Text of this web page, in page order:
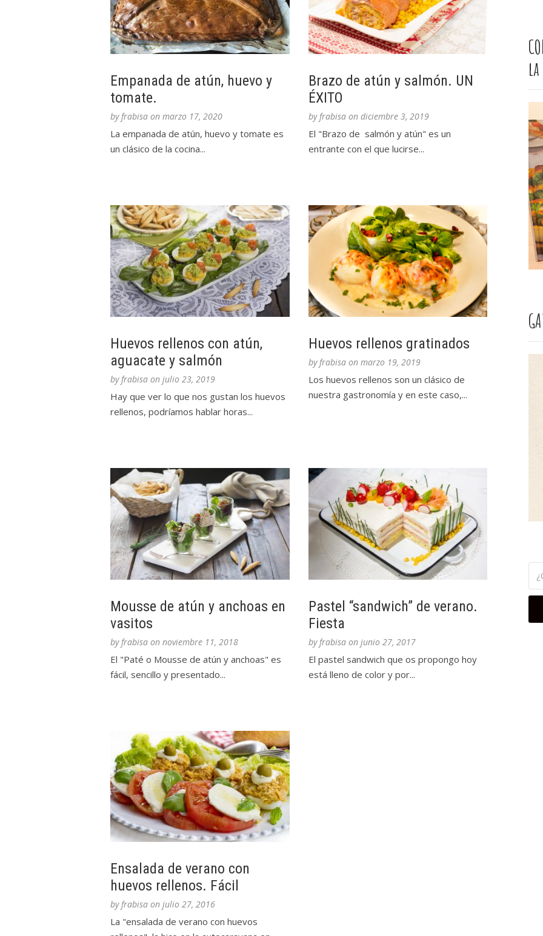
Empanada de atún, huevo y
tomate.
byfrabisa on marzo 17, 2020
La empanada de atún, huevo y tomate es
un clásico de la cocina...
Brazo de atún y salmón. UN
ÉXITO
byfrabisa on diciembre 3, 2019
El "Brazo de salmón y atún" es un
entrante con el que lucirse...
Huevos rellenos con atún,
aguacate y salmón
byfrabisa on julio 23, 2019
Hay que ver lo que nos gustan los huevos
rellenos, podríamos hablar horas...
Huevos rellenos gratinados
byfrabisa on marzo 19, 2019
Los huevos rellenos son un clásico de
nuestra gastronomía y en este caso,...
Mousse de atún y anchoas en
vasitos
by frabisa on noviembre 11, 2018
El "Paté o Mousse de atún y anchoas" es
fácil, sencillo y presentado...
Pastel “sandwich” de verano.
Fiesta
by frabisa on junio 27, 2017
El pastel sandwich que os propongo hoy
está lleno de color y por...
Ensalada de verano con
huevos rellenos. Fácil
byfrabisa on julio 27, 2016
La "ensalada de verano con huevos